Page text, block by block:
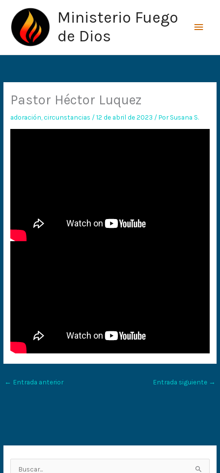
contenido
Ministerio Fuego
de Dios
Pastor Héctor Luquez
adoración ,circunstancias /12 de abril de 2023 / PorSusana S.
← Entrada anterior Entrada siguiente →